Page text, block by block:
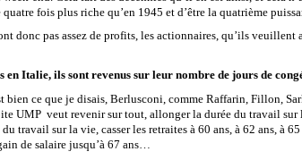
quatre fois plus riche qu’en 1945 et d’être la quatrième
donc pas assez de profits, les actionnaires, qu’ils
en Italie, ils sont revenus sur leur nombre de jours de
bien ce que je disais, Berlusconi, comme Raffarin, Fillon,
UMP veut revenir sur tout, allonger la durée du travail sur
du travail sur la vie, casser les retraites à 60 ans, à 62 ans, à
de salaire jusqu’à 67 ans…